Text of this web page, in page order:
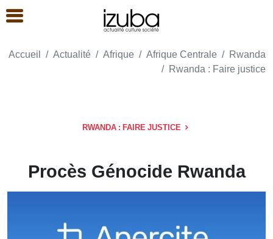
Accueil Actualité Afrique Afrique Centrale
Rwanda
Rwanda : Faire justice
RWANDA : FAIRE JUSTICE
Procès Génocide Rwanda